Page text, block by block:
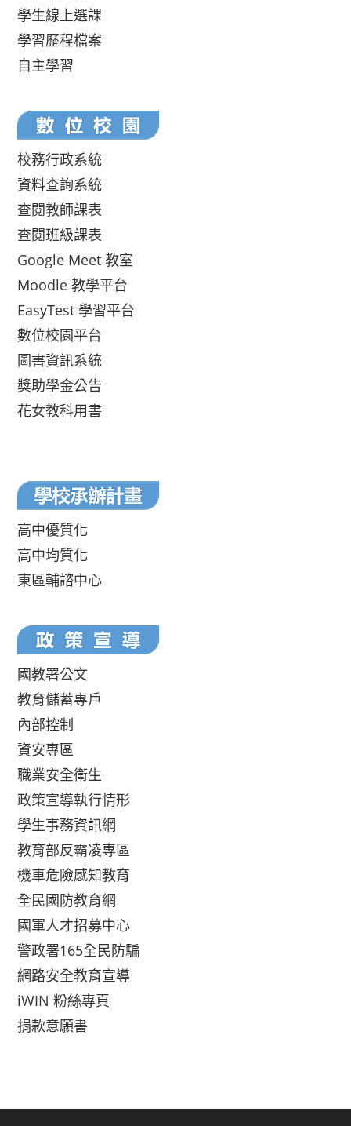
學生線上選課
學習歷程檔案
自主學習
校務行政系統
資料查詢系統
查閱教師課表
查閱班級課表
Google Meet 教室
Moodle 教學平台
EasyTest 學習平台
數位校園平台
圖書資訊系統
獎助學金公告
花女教科用書
高中優質化
高中均質化
東區輔諮中心
國教署公文
教育儲蓄專戶
內部控制
資安專區
職業安全衛生
政策宣導執行情形
學生事務資訊網
教育部反霸凌專區
機車危險感知教育
全民國防教育網
國軍人才招募中心
警政署165全民防騙
網路安全教育宣導
iWIN 粉絲專頁
捐款意願書